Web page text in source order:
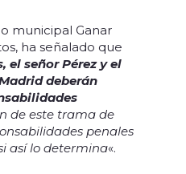
municipal Ganar
ha señalado que
el señor Pérez y el
deberán
de este trama de
penales
así lo determina«.